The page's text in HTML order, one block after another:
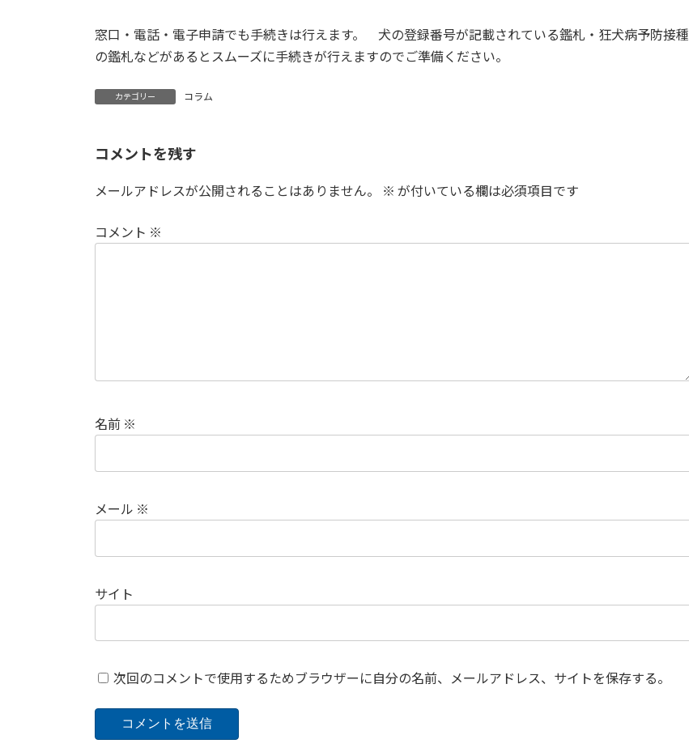
窓口・電話・電子申請でも手続きは行えます。 犬の登録番号が記載されている鑑札・狂犬病予防接種
の鑑札などがあるとスムーズに手続きが行えますのでご準備ください。
カテゴリー コラム
コメントを残す
メールアドレスが公開されることはありません。 ※ が付いている欄は必須項目です
コメント ※
名前 ※
メール ※
サイト
次回のコメントで使用するためブラウザーに自分の名前、メールアドレス、サイトを保存する。